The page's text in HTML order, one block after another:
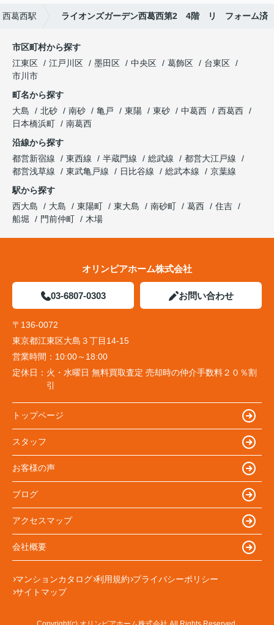
西葛西駅 ライオンズガーデン西葛西第2 4階 リ フォーム済
市区町村から探す
江東区
江戸川区 墨田区 中央区 葛飾区
台東区
市川市
町名から探す
大島
北砂 南砂 亀戸 東陽 東砂 中葛西
西葛西
日本橋浜町
南葛西
沿線から探す
都営新宿線
東西線 半蔵門線 総武線
都営大江戸線
都営浅草線
東武亀戸線 日比谷線 総武本線
京葉線
駅から探す
西大島
大島 東陽町 東大島 南砂町 葛西
住吉
船堀
門前仲町 木場
オリンピアホーム株式会社
03-6807-0303 お問い合わせ
〒136-0072
東京都江東区大島３丁目14-15
営業時間： 10:00～18:00
定休日： 火・水曜日 無料買取査定 売却時の仲介手数料２０％割
引
トップページ
スタッフ
お客様の声
ブログ
アクセスマップ
会社概要
マンションカタログ 利用規約 プライバシーポリシー
サイトマップ